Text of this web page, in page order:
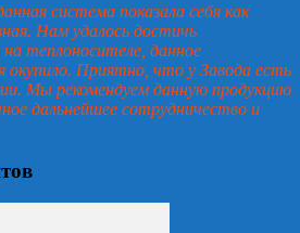
система показала себя как
Нам удалось достичь
теплоносителе, данное
окупило. Приятно, что у Завода есть
Мы рекомендуем данную продукцию
дальнейшее сотрудничество и